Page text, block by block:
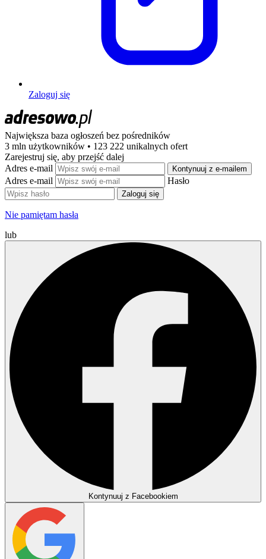
Zaloguj się
Największa baza ogłoszeń bez pośredników
3 mln użytkowników • 123 222 unikalnych ofert
Zarejestruj się, aby przejść dalej
Adres e-mail
Kontynuuj z e-mailem
Adres e-mail Hasło
Zaloguj się
Nie pamiętam hasła
lub
Kontynuuj z Facebookiem